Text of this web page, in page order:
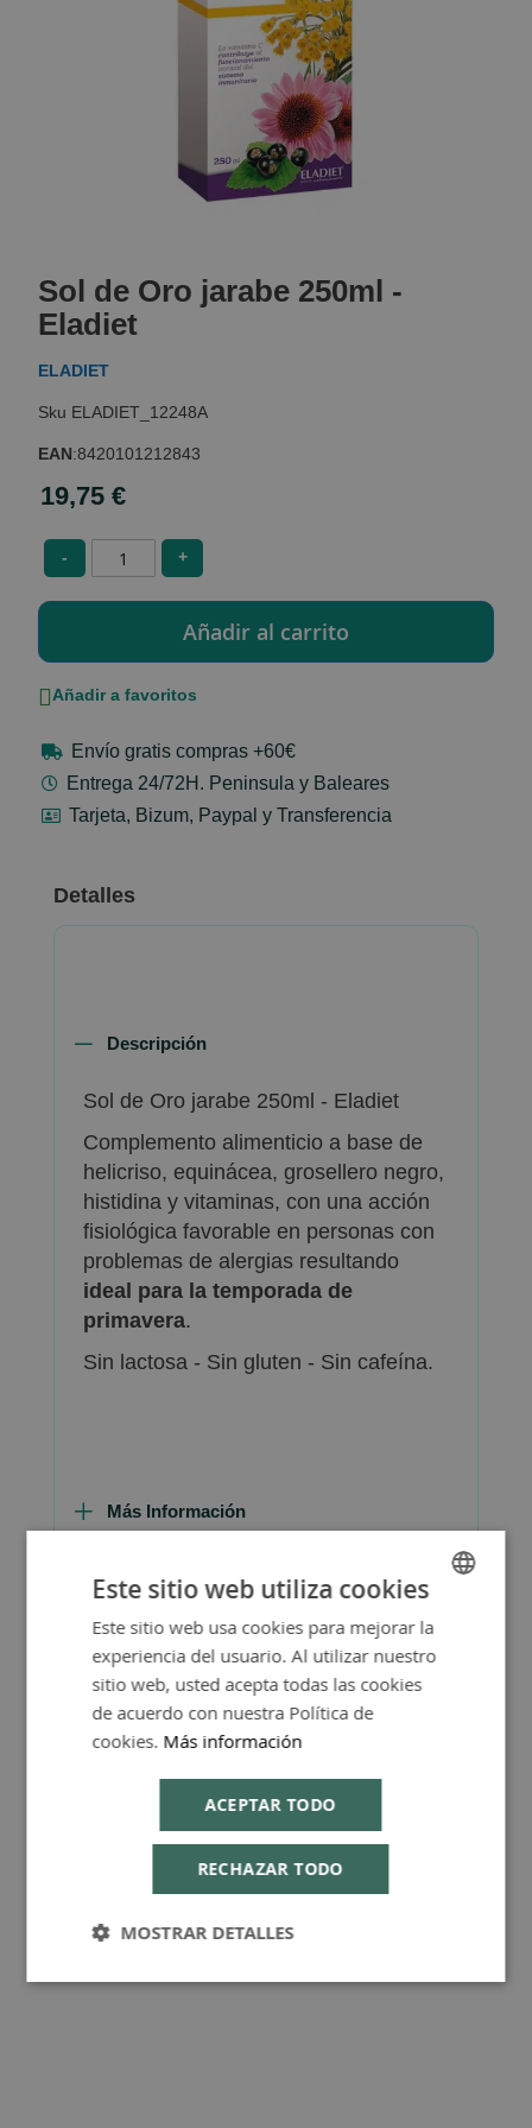
the
beginning
of
the
gallery
Sol de Oro jarabe 250ml -
Eladiet
ELADIET
ELADIET_12248A
EAN:8420101212843
19,75 €
- +
Añadir a favoritos
Envío gratis compras +60€
Entrega 24/72H. Peninsula y Baleares
Tarjeta, Bizum, Paypal y Transferencia
Detalles
Descripción
Sol de Oro jarabe 250ml - Eladiet
Complemento alimenticio a base de
helicriso, equinácea, grosellero negro,
histidina y vitaminas, con una acción
fisiológica favorable en personas con
problemas de alergias resultando
ideal para la temporada de
primavera.
Sin lactosa - Sin gluten - Sin cafeína.
Más Información
FAQ - Preguntas y Respuestas
Consejos de Compra Producto
SPANISH
ENGLISH
Este sitio web utiliza cookies
Este sitio web usa cookies para mejorar la
experiencia del usuario. Al utilizar nuestro
sitio web, usted acepta todas las cookies
de acuerdo con nuestra Política de
cookies. Más información
ACEPTAR TODO
RECHAZAR TODO
MOSTRAR DETALLES